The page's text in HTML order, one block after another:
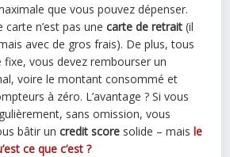
que vous pouvez dépenser.
n’est pas une carte de retrait (il
avec de gros frais). De plus, tous
fixe, vous devez rembourser un
voire le montant consommé et
à zéro. L’avantage ? Si vous
sans omission, vous
bâtir uncredit score solide – mais le
ce que c’est ?